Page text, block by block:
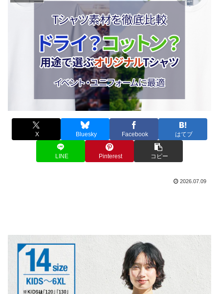
X Bluesky Facebook はてブ
LINE Pinterest コピー
2026.07.09